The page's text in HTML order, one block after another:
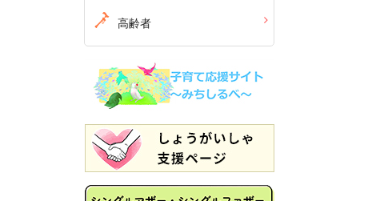
高齢者